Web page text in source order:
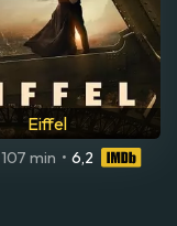
Eiffel
107 min • 6,2